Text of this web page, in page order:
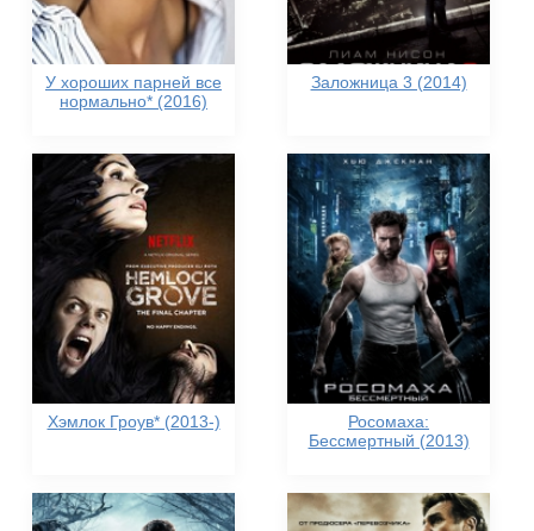
У хороших парней все
нормально* (2016)
Заложница 3 (2014)
Хэмлок Гроув* (2013-)
Росомаха:
Бессмертный (2013)